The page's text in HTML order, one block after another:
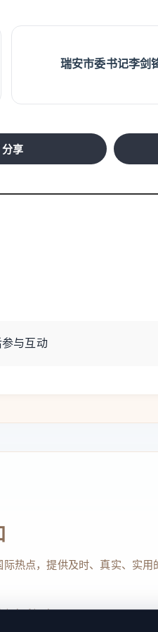
瑞安市委书记李剑
分享
参与互动
热点，提供及时、真实、实
与权利通知